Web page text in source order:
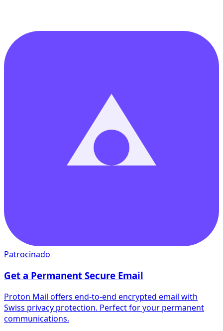
Patrocinado
Get a Permanent Secure Email
Proton Mail offers end-to-end encrypted email with
Swiss privacy protection. Perfect for your permanent
communications.